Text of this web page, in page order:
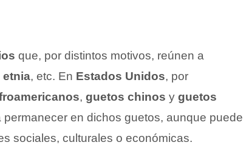
que, por distintos motivos, reúnen a
etnia, etc. En Estados Unidos, por
, guetos chinos y guetos
en dichos guetos, aunque puede
sociales, culturales o económicas.